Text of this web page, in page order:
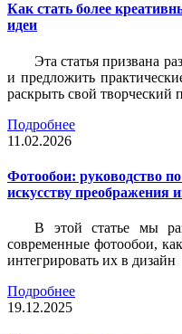
Как стать более
идеи
Эта статья призвана
и предложить
раскрыть свой творческий
Подробнее
11.02.2026
Фотообои: руководство
искусству преображения
В этой статье мы
современные фотообои,
интегрировать их в дизайн
Подробнее
19.12.2025